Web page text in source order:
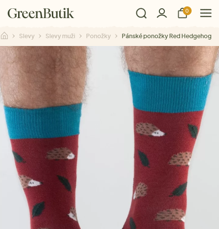
0
Slevy Slevy muži Ponožky Pánské ponožky Red Hedgehog